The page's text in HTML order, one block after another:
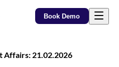
Book Demo
Affairs: 21.02.2026